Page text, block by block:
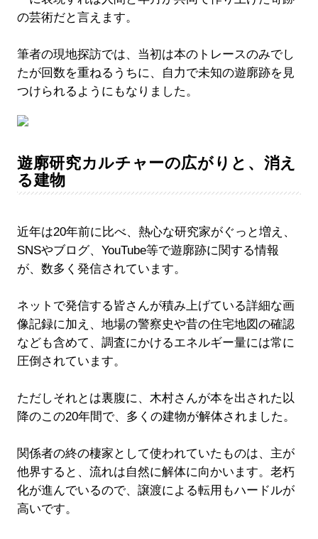
の芸術だと言えます。
筆者の現地探訪では、当初は本のトレースのみでし
たが回数を重ねるうちに、自力で未知の遊廓跡を見
つけられるようにもなりました。
遊廓研究カルチャーの広がりと、消え
る建物
近年は20年前に比べ、熱心な研究家がぐっと増え、
SNSやブログ、YouTube等で遊廓跡に関する情報
が、数多く発信されています。
ネットで発信する皆さんが積み上げている詳細な画
像記録に加え、地場の警察史や昔の住宅地図の確認
なども含めて、調査にかけるエネルギー量には常に
圧倒されています。
ただしそれとは裏腹に、木村さんが本を出された以
降のこの20年間で、多くの建物が解体されました。
関係者の終の棲家として使われていたものは、主が
他界すると、流れは自然に解体に向かいます。老朽
化が進んでいるので、譲渡による転用もハードルが
高いです。